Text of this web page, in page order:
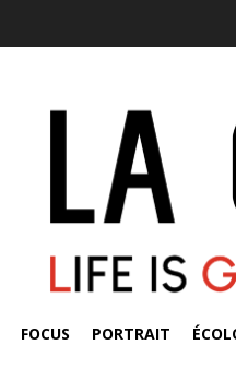
FOCUS PORTRAIT